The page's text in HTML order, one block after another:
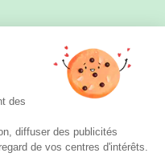
des
diffuser des publicités
de vos centres d'intérêts.